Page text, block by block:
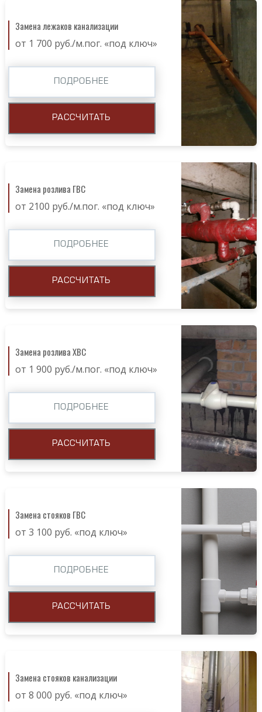
Замена лежаков канализации
от 1 700 руб./м.пог. «под ключ»
ПОДРОБНЕЕ
РАССЧИТАТЬ
Замена розлива ГВС
от 2100 руб./м.пог. «под ключ»
ПОДРОБНЕЕ
РАССЧИТАТЬ
Замена розлива ХВС
от 1 900 руб./м.пог. «под ключ»
ПОДРОБНЕЕ
РАССЧИТАТЬ
Замена стояков ГВС
от 3 100 руб. «под ключ»
ПОДРОБНЕЕ
РАССЧИТАТЬ
Замена стояков канализации
от 8 000 руб. «под ключ»